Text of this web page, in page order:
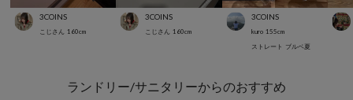
3COINS
こじさん 160cm
3COINS
こじさん 160cm
3COINS
kuro 155cm
ストレート ブルベ夏
ランドリー/サニタリーからのおすすめ